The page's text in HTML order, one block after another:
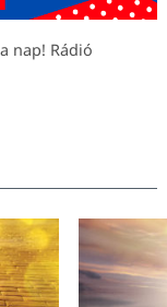
nap! Rádió